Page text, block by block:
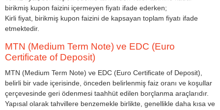
birikmiş kupon faizini içermeyen fiyatı ifade ederken;
Kirli fiyat, birikmiş kupon faizini de kapsayan toplam fiyatı ifade
etmektedir.
MTN (Medium Term Note) ve EDC (Euro
Certificate of Deposit)
MTN (Medium Term Note) ve EDC (Euro Certificate of Deposit),
belirli bir vade içerisinde, önceden belirlenmiş faiz oranı ve koşullar
çerçevesinde geri ödenmesi taahhüt edilen borçlanma araçlarıdır.
Yapısal olarak tahvillere benzemekle birlikte, genellikle daha kısa ve